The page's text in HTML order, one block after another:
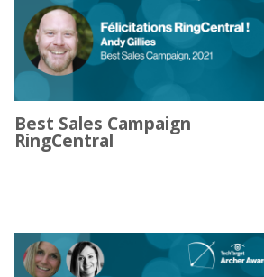
Best Sales Campaign
RingCentral